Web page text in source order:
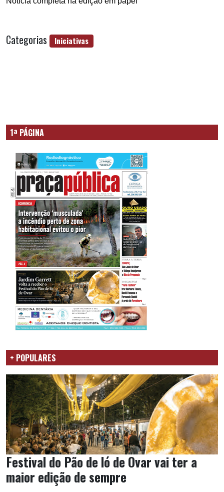
Categorias Iniciativas
1ª PÁGINA
+ POPULARES
Festival do Pão de ló de Ovar vai ter a
maior edição de sempre